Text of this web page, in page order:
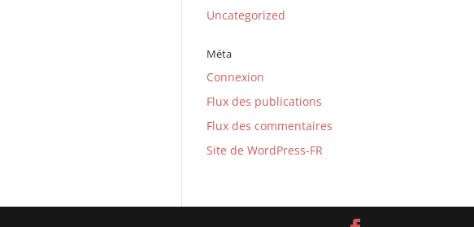
Uncategorized
Méta
Connexion
Flux des publications
Flux des commentaires
Site de WordPress-FR